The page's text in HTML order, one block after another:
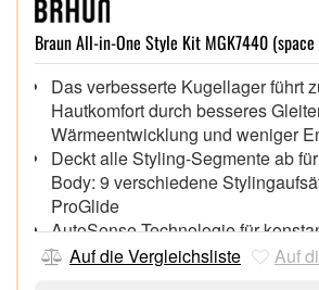
Braun All-in-One Style Kit MGK7440 (space
Das verbesserte Kugellager führt
Hautkomfort durch besseres
Wärmeentwicklung und weniger
Deckt alle Styling-Segmente ab
Body: 9 verschiedene
ProGlide
AutoSense-Technologie für
Schneidleistung,
Auf die Vergleichsliste Auf